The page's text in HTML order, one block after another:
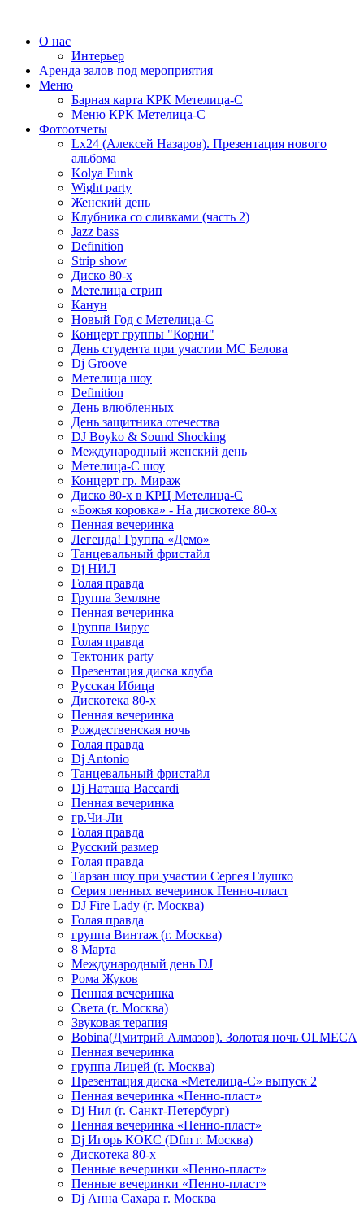
О нас
Интерьер
Аренда залов под мероприятия
Меню
Барная карта КРК Метелица-С
Меню КРК Метелица-С
Фотоотчеты
Lx24 (Алексей Назаров). Презентация нового
альбома
Kolya Funk
Wight party
Женский день
Клубника со сливками (часть 2)
Jazz bass
Definition
Strip show
Диско 80-х
Метелица стрип
Канун
Новый Год с Метелица-С
Концерт группы "Корни"
День студента при участии МС Белова
Dj Groove
Метелица шоу
Definition
День влюбленных
День защитника отечества
DJ Boyko & Sound Shocking
Международный женский день
Метелица-С шоу
Концерт гр. Мираж
Диско 80-х в КРЦ Метелица-С
«Божья коровка» - На дискотеке 80-х
Пенная вечеринка
Легенда! Группа «Демо»
Танцевальный фристайл
Dj НИЛ
Голая правда
Группа Земляне
Пенная вечеринка
Группа Вирус
Голая правда
Тектоник party
Презентация диска клуба
Русская Ибица
Дискотека 80-х
Пенная вечеринка
Рождественская ночь
Голая правда
Dj Antonio
Танцевальный фристайл
Dj Наташа Baccardi
Пенная вечеринка
гр.Чи-Ли
Голая правда
Русский размер
Голая правда
Тарзан шоу при участии Сергея Глушко
Серия пенных вечеринок Пенно-пласт
DJ Fire Lady (г. Москва)
Голая правда
группа Винтаж (г. Москва)
8 Марта
Международный день DJ
Рома Жуков
Пенная вечеринка
Света (г. Москва)
Звуковая терапия
Bobina(Дмитрий Алмазов). Золотая ночь OLMECA
Пенная вечеринка
группа Лицей (г. Москва)
Презентация диска «Метелица-С» выпуск 2
Пенная вечеринка «Пенно-пласт»
Dj Нил (г. Санкт-Петербург)
Пенная вечеринка «Пенно-пласт»
Dj Игорь КОКС (Dfm г. Москва)
Дискотека 80-х
Пенные вечеринки «Пенно-пласт»
Пенные вечеринки «Пенно-пласт»
Dj Анна Сахара г. Москва